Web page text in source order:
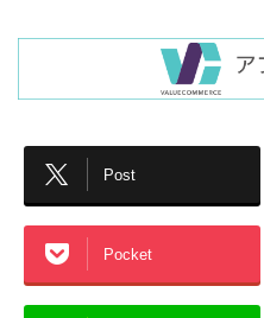
Post
Pocket